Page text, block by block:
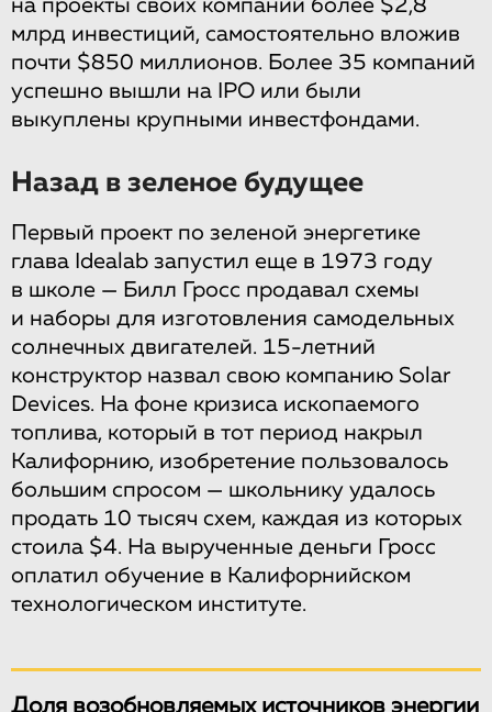
на проекты своих компаний более $2,8
млрд инвестиций, самостоятельно вложив
почти $850 миллионов. Более 35 компаний
успешно вышли на IPO или были
выкуплены крупными инвестфондами.
Назад в зеленое будущее
Первый проект по зеленой энергетике
глава Idealab запустил еще в 1973 году
в школе — Билл Гросс продавал схемы
и наборы для изготовления самодельных
солнечных двигателей. 15-летний
конструктор назвал свою компанию Solar
Devices. На фоне кризиса ископаемого
топлива, который в тот период накрыл
Калифорнию, изобретение пользовалось
большим спросом — школьнику удалось
продать 10 тысяч схем, каждая из которых
стоила $4. На вырученные деньги Гросс
оплатил обучение в Калифорнийском
технологическом институте.
Доля возобновляемых источников энергии